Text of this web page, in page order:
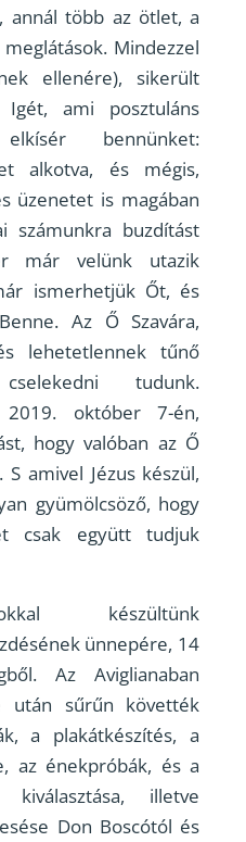
annál több az ötlet, a
Mindezzel
ellenére), sikerült
ami posztuláns
bennünket:
alkotva, és mégis,
üzenetet is magában
számunkra buzdítást
már velünk utazik
ismerhetjük Őt, és
Az Ő Szavára,
lehetetlennek tűnő
tudunk.
2019. október 7-én,
hogy valóban az Ő
amivel Jézus készül,
gyümölcsöző, hogy
csak együtt tudjuk
készültünk
ünnepére, 14
Az Aviglianaban
után sűrűn követték
a plakátkészítés, a
az énekpróbák, és a
kiválasztása, illetve
Don Boscótól és